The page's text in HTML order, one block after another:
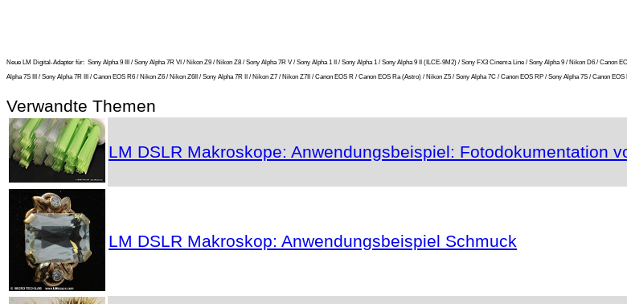
Neue LM Digital-Adapter für: Sony Alpha 9 III / Sony Alpha 7R VI / Nikon Z9 / Nikon Z8 / Sony Alpha 7R V / Sony Alpha 1 II / Sony Alpha 1 / Sony Alpha 9 II (ILCE-9M2) / Sony FX3 Cinema Line / Sony Alpha 9 / Nikon D6 /
Alpha 7S III / Sony Alpha 7R III / Canon EOS R6 / Nikon Z6 / Nikon Z6II / Sony Alpha 7R II / Nikon Z7 / Nikon Z7II / Canon EOS R / Canon EOS Ra (Astro) / Nikon Z5 / Sony Alpha 7C / Canon EOS RP / Sony Alpha 7S / Canon
Verwandte Themen
LM DSLR Makroskope: Anwendungsbeispiel: Fotodokumentation
LM DSLR Makroskop: Anwendungsbeispiel Schmuck